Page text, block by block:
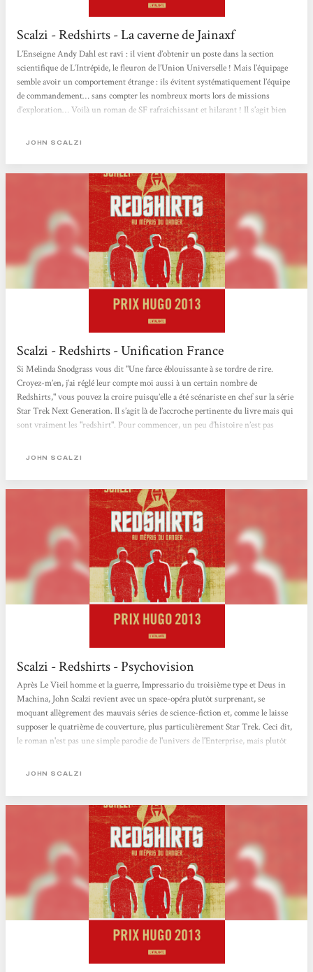
Scalzi - Redshirts - La caverne de Jainaxf
L’Enseigne Andy Dahl est ravi : il vient d’obtenir un poste dans la section
scientifique de L‘Intrépide, le fleuron de l’Union Universelle ! Mais l’équipage
semble avoir un comportement étrange : ils évitent systématiquement l’équipe
de commandement… sans compter les nombreux morts lors de missions
d’exploration… Voilà un roman de SF rafraîchissant et hilarant ! Il s’agit bien
personnages sympathiques, une intrigue déjantée… Bref, une parodie
JOHN SCALZI
Scalzi - Redshirts - Unification France
Si Melinda Snodgrass vous dit "Une farce éblouissante à se tordre de rire.
Croyez-m’en, j’ai réglé leur compte moi aussi à un certain nombre de
Redshirts," vous pouvez la croire puisqu’elle a été scénariste en chef sur la série
Star Trek Next Generation. Il s’agit là de l’accroche pertinente du livre mais qui
sont vraiment les "redshirt". Pour commencer, un peu d’histoire n’est pas
terme d’origine est issu des fans de la série Star Trek Classique (1966-1969)...
JOHN SCALZI
Scalzi - Redshirts - Psychovision
Après Le Vieil homme et la guerre, Impressario du troisième type et Deus in
Machina, John Scalzi revient avec un space-opéra plutôt surprenant, se
moquant allègrement des mauvais séries de science-fiction et, comme le laisse
supposer le quatrième de couverture, plus particulièrement Star Trek. Ceci dit,
le roman n'est pas une simple parodie de l'univers de l'Enterprise, mais plutôt
vous avez probablement remarqué la tendance qu'ont les personnages
JOHN SCALZI